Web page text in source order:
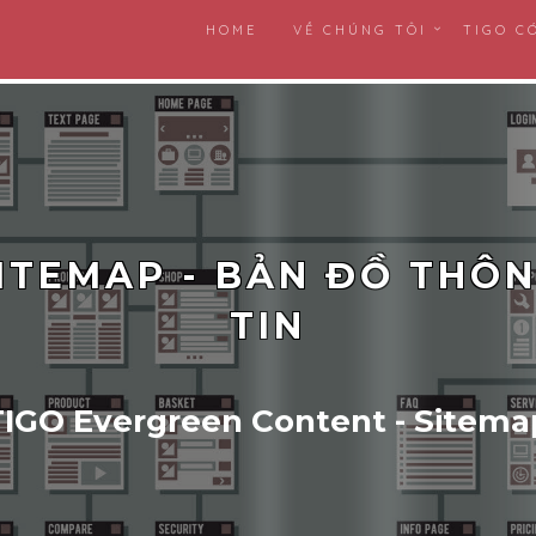
HOME VỀ CHÚNG TÔI TIGO
- BẢN ĐỒ
TIN
Evergreen Content -